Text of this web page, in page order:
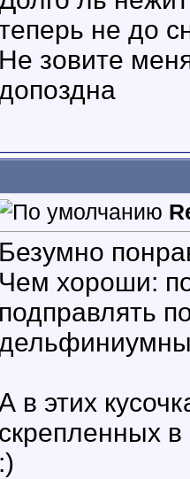
не до
Не зовите
Безумно
Чем хороши:
подправлять
в этих
скрепленных
:)